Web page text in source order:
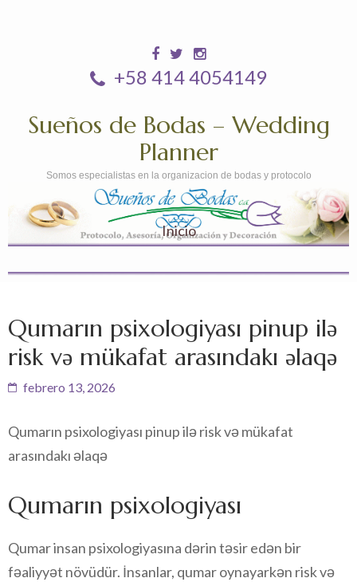
+58 414 4054149
Sueños de Bodas – Wedding
Planner
Somos especialistas en la organizacion de bodas y protocolo
Inicio
Qumarın psixologiyası pinup ilə
risk və mükafat arasındakı əlaqə
febrero 13, 2026
Qumarın psixologiyası pinup ilə risk və mükafat
arasındakı əlaqə
Qumarın psixologiyası
Qumar insan psixologiyasına dərin təsir edən bir
fəaliyyət növüdür. İnsanlar, qumar oynayarkən risk və